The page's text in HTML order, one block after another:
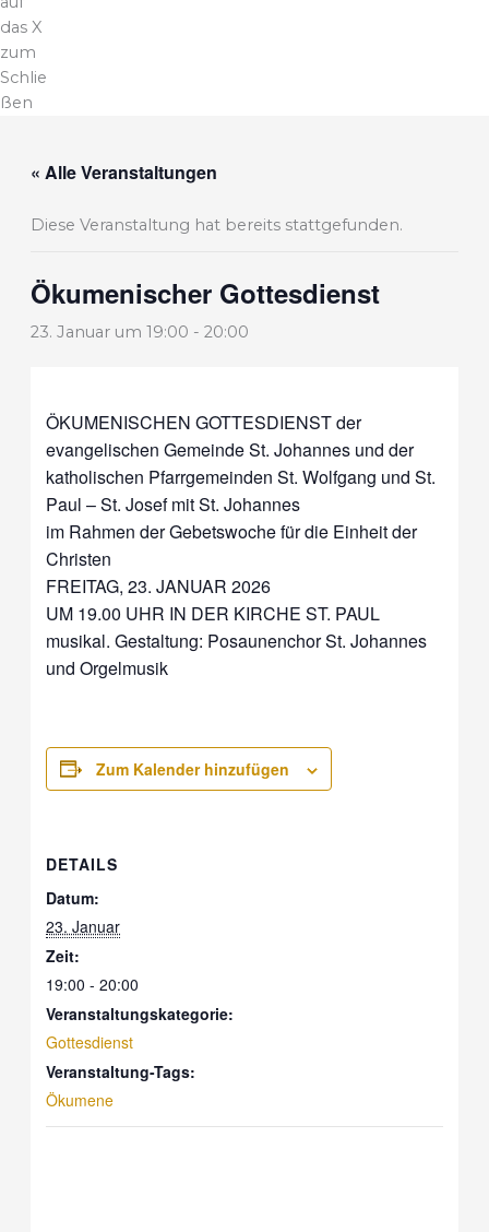
das X
zum
Schlie
ßen
« Alle Veranstaltungen
Diese Veranstaltung hat bereits stattgefunden.
Ökumenischer Gottesdienst
23. Januar um 19:00 - 20:00
ÖKUMENISCHEN GOTTESDIENST der
evangelischen Gemeinde St. Johannes und der
katholischen Pfarrgemeinden St. Wolfgang und St.
Paul – St. Josef mit St. Johannes
im Rahmen der Gebetswoche für die Einheit der
Christen
FREITAG, 23. JANUAR 2026
UM 19.00 UHR IN DER KIRCHE ST. PAUL
musikal. Gestaltung: Posaunenchor St. Johannes
und Orgelmusik
Zum Kalender hinzufügen
DETAILS
Datum:
23. Januar
Zeit:
19:00 - 20:00
Veranstaltungskategorie:
Gottesdienst
Veranstaltung-Tags:
Ökumene